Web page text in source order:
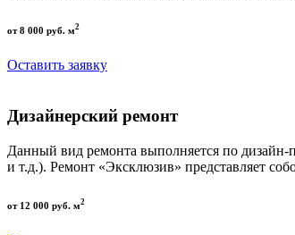
от 8 000 руб. м2
Оставить заявку
Дизайнерский ремонт
Данный вид ремонта выполняется по дизайн-
и т.д.). Ремонт «Эксклюзив» представляет
от 12 000 руб. м2